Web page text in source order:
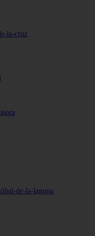
la-cruz
de-la-laguna